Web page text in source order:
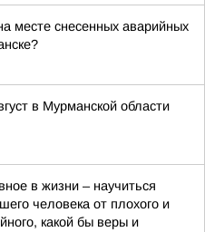
месте снесенных аварийных
в Мурманской области
в жизни – научиться
человека от плохого и
какой бы веры и